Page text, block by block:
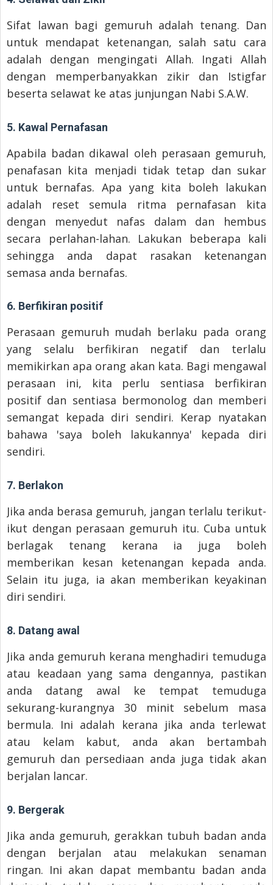
Sifat lawan bagi gemuruh adalah tenang. Dan
untuk mendapat ketenangan, salah satu cara
adalah dengan mengingati Allah. Ingati Allah
dengan memperbanyakkan zikir dan Istigfar
beserta selawat ke atas junjungan Nabi S.A.W.
5. Kawal Pernafasan
Apabila badan dikawal oleh perasaan gemuruh,
penafasan kita menjadi tidak tetap dan sukar
untuk bernafas. Apa yang kita boleh lakukan
adalah reset semula ritma pernafasan kita
dengan menyedut nafas dalam dan hembus
secara perlahan-lahan. Lakukan beberapa kali
sehingga anda dapat rasakan ketenangan
semasa anda bernafas.
6. Berfikiran positif
Perasaan gemuruh mudah berlaku pada orang
yang selalu berfikiran negatif dan terlalu
memikirkan apa orang akan kata. Bagi mengawal
perasaan ini, kita perlu sentiasa berfikiran
positif dan sentiasa bermonolog dan memberi
semangat kepada diri sendiri. Kerap nyatakan
bahawa 'saya boleh lakukannya' kepada diri
sendiri.
7. Berlakon
Jika anda berasa gemuruh, jangan terlalu terikut-
ikut dengan perasaan gemuruh itu. Cuba untuk
berlagak tenang kerana ia juga boleh
memberikan kesan ketenangan kepada anda.
Selain itu juga, ia akan memberikan keyakinan
diri sendiri.
8. Datang awal
Jika anda gemuruh kerana menghadiri temuduga
atau keadaan yang sama dengannya, pastikan
anda datang awal ke tempat temuduga
sekurang-kurangnya 30 minit sebelum masa
bermula. Ini adalah kerana jika anda terlewat
atau kelam kabut, anda akan bertambah
gemuruh dan persediaan anda juga tidak akan
berjalan lancar.
9. Bergerak
Jika anda gemuruh, gerakkan tubuh badan anda
dengan berjalan atau melakukan senaman
ringan. Ini akan dapat membantu badan anda